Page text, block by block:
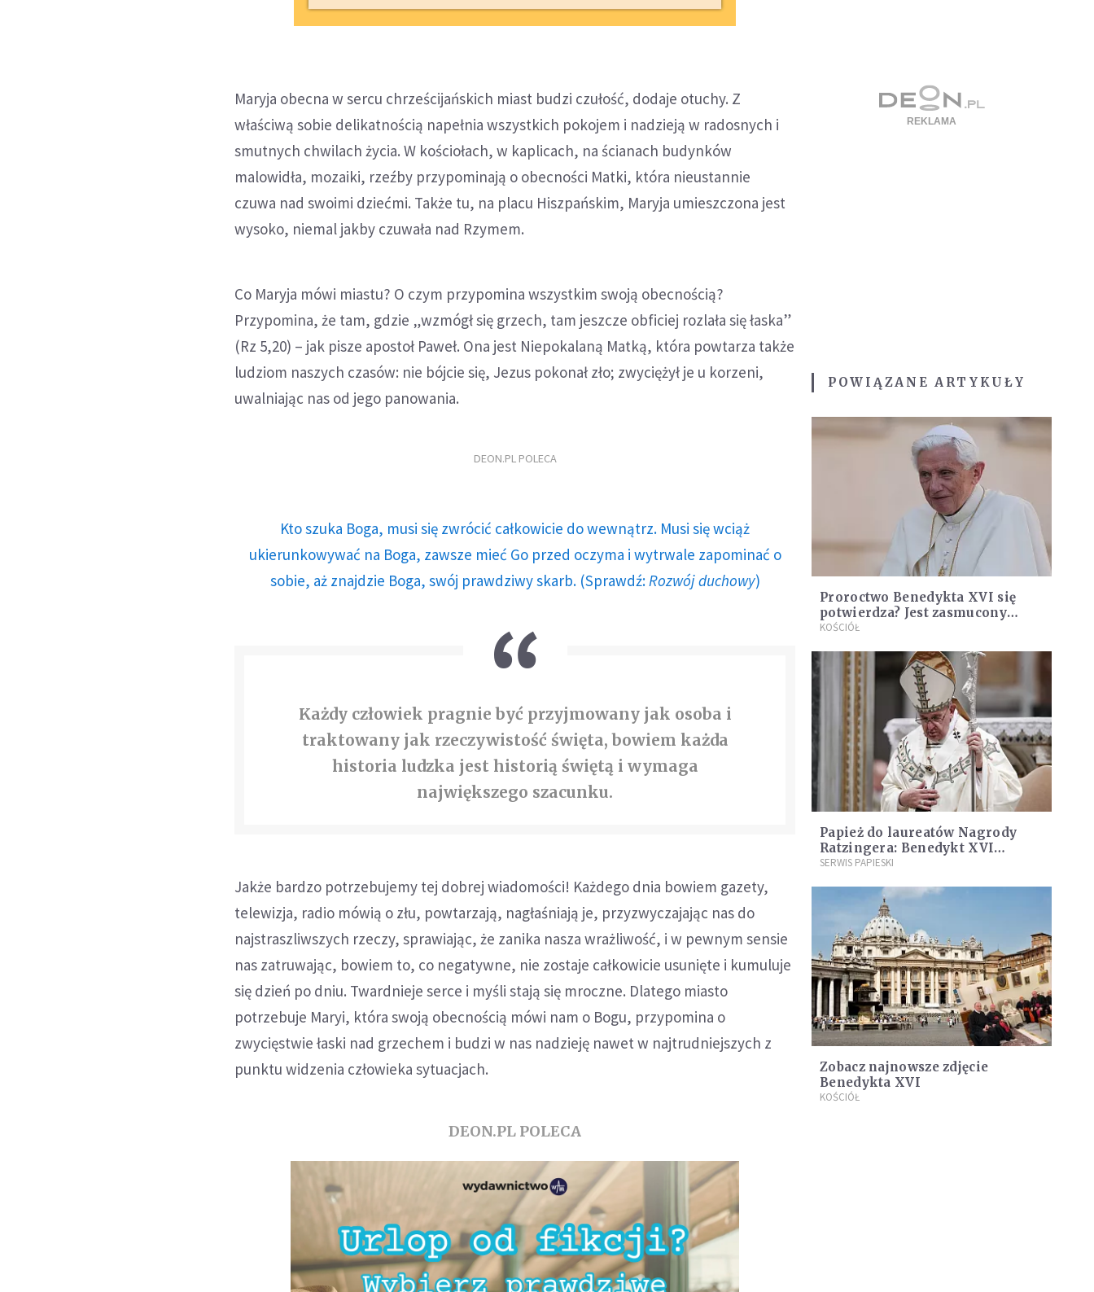
Maryja obecna w sercu chrześcijańskich miast budzi czułość, dodaje otuchy. Z
właściwą sobie delikatnością napełnia wszystkich pokojem i nadzieją w radosnych i
smutnych chwilach życia. W kościołach, w kaplicach, na ścianach budynków
malowidła, mozaiki, rzeźby przypominają o obecności Matki, która nieustannie
czuwa nad swoimi dziećmi. Także tu, na placu Hiszpańskim, Maryja umieszczona jest
wysoko, niemal jakby czuwała nad Rzymem.
Co Maryja mówi miastu? O czym przypomina wszystkim swoją obecnością?
Przypomina, że tam, gdzie „wzmógł się grzech, tam jeszcze obficiej rozlała się łaska”
(Rz 5,20) – jak pisze apostoł Paweł. Ona jest Niepokalaną Matką, która powtarza także
ludziom naszych czasów: nie bójcie się, Jezus pokonał zło; zwyciężył je u korzeni,
uwalniając nas od jego panowania.
DEON.PL POLECA
Kto szuka Boga, musi się zwrócić całkowicie do wewnątrz. Musi się wciąż
ukierunkowywać na Boga, zawsze mieć Go przed oczyma i wytrwale zapominać o
sobie, aż znajdzie Boga, swój prawdziwy skarb. (Sprawdź: Rozwój duchowy)
Każdy człowiek pragnie być przyjmowany jak osoba i
traktowany jak rzeczywistość święta, bowiem każda
historia ludzka jest historią świętą i wymaga
największego szacunku.
Jakże bardzo potrzebujemy tej dobrej wiadomości! Każdego dnia bowiem gazety,
telewizja, radio mówią o złu, powtarzają, nagłaśniają je, przyzwyczajając nas do
najstraszliwszych rzeczy, sprawiając, że zanika nasza wrażliwość, i w pewnym sensie
nas zatruwając, bowiem to, co negatywne, nie zostaje całkowicie usunięte i kumuluje
się dzień po dniu. Twardnieje serce i myśli stają się mroczne. Dlatego miasto
potrzebuje Maryi, która swoją obecnością mówi nam o Bogu, przypomina o
zwycięstwie łaski nad grzechem i budzi w nas nadzieję nawet w najtrudniejszych z
punktu widzenia człowieka sytuacjach.
DEON.PL POLECA
POWIĄZANE ARTYKUŁY
Proroctwo Benedykta XVI się
potwierdza? Jest zasmucony
sytuacją w Kościele
KOŚCIÓŁ
Papież do laureatów Nagrody
Ratzingera: Benedykt XVI
wzorem poszukiwania prawdy
SERWIS PAPIESKI
Zobacz najnowsze zdjęcie
Benedykta XVI
KOŚCIÓŁ